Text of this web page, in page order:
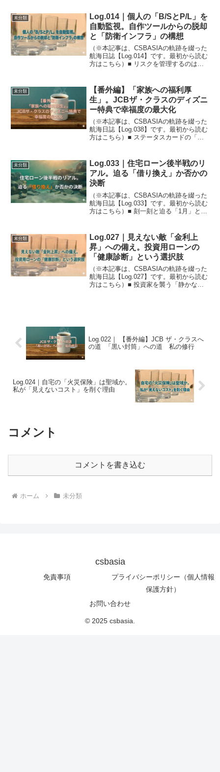
としての手腕が最も試されるのは、家賃
という...
未分類
Log.014｜個人の「B/SとP/L」を
自動監視。自作ツールからの脱却
と「防衛インフラ」の構想
（※本記事は、CSBASIAの軌跡を綴った
航海日誌【Log.014】です。最初から読む
方はこちら）■ リスクを管理するのは
判断を下すために必要なのは、強靭なメ
ンタルや精...
未分類
【番外編】「家族への福利厚
生」。JCBザ・クラスのディズニ
ー特典で幸福度の最大化
（※本記事は、CSBASIAの軌跡を綴った
航海日誌【Log.038】です。最初から読む
方はこちら）■ ステータスカードの「真
ある「JCBザ・クラス」を取得す...
未分類
Log.033｜住宅ローン後半戦のリ
アル。迫る「借り換え」か否かの
決断
（※本記事は、CSBASIAの軌跡を綴った
航海日誌【Log.033】です。最初から読む
方はこちら）■ 刻一刻と迫る「1月」とい
して絶対に死守しなければならない本丸
（自宅...
未分類
Log.027｜見えない敵「金利上
昇」への備え。投資用ローンの
「健康診断」という選択肢
（※本記事は、CSBASIAの軌跡を綴った
航海日誌【Log.027】です。最初から読む
方はこちら）■ 投資家を襲う「静かなる
Log.022｜ 【番外編】JCB ザ・クラスへ
の道 「黒い封筒」への道 私の修行
Log.024｜自宅の「火災保険」は聖域か。
私が「見えないコスト」を削ぐ理由
コメント
コメントを書き込む
ホーム 未分類
csbasia
免責事項
プライバシーポリシー（個人情報
保護方針）
お問い合わせ
© 2025 csbasia.